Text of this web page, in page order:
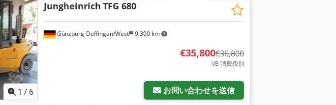
1 / 6
Günzburg-Deffingen/West 9,300 km
Jungheinrich TFG 680
€35,800€36,800
VB 消費税別
お問い合わせを送信